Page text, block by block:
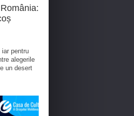
pentru
alegerile
un desert